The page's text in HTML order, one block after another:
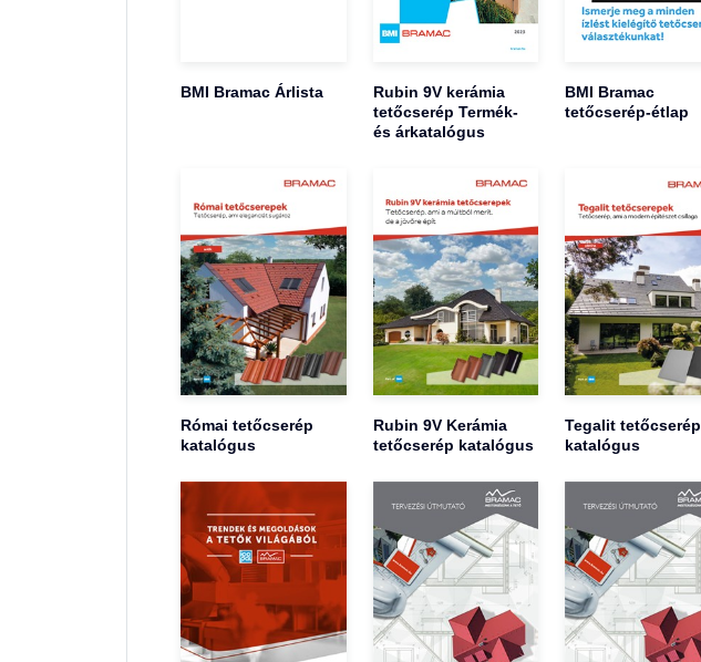
BMI Bramac Árlista
Rubin 9V kerámia
tetőcserép Termék-
és árkatalógus
BMI Bramac
tetőcserép-étlap
Római tetőcserép
katalógus
Rubin 9V Kerámia
tetőcserép katalógus
Tegalit tetőcserép
katalógus